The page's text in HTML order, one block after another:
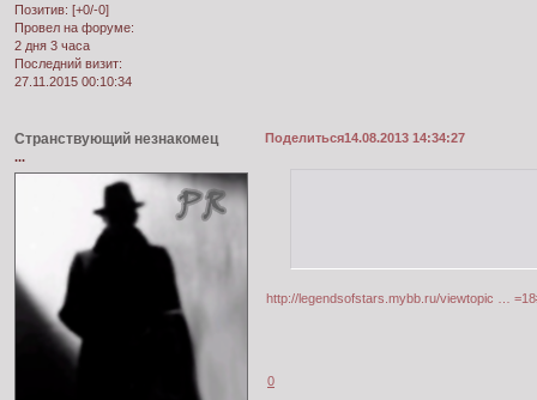
Позитив: [+0/-0]
Провел на форуме:
2 дня 3 часа
Последний визит:
27.11.2015 00:10:34
Поделиться14.08.2013 14:34:27
Странствующий незнакомец
...
http://legendsofstars.mybb.ru/viewtopic …
0